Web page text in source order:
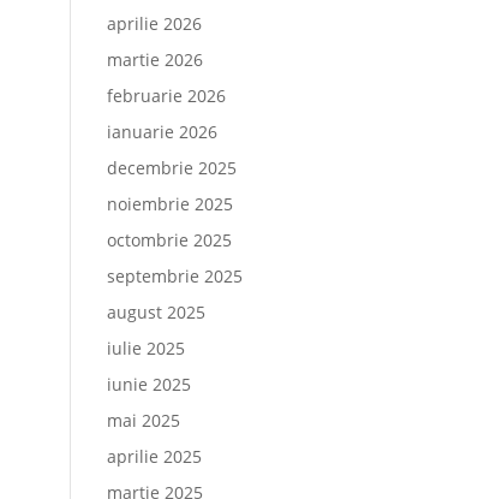
aprilie 2026
martie 2026
februarie 2026
ianuarie 2026
decembrie 2025
noiembrie 2025
octombrie 2025
septembrie 2025
august 2025
iulie 2025
iunie 2025
mai 2025
aprilie 2025
martie 2025